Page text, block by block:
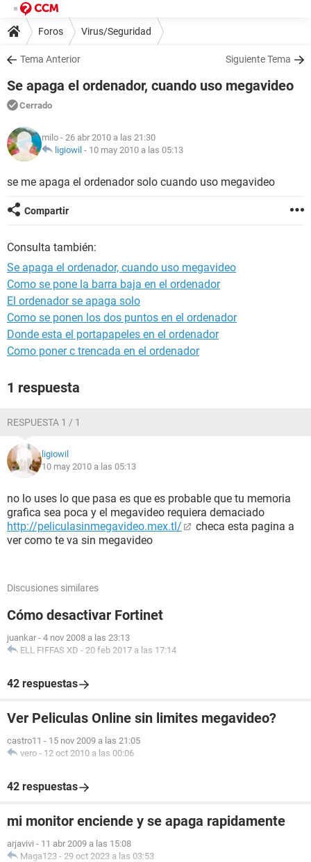
Foros Virus/Seguridad
Tema Anterior Siguiente Tema
Se apaga el ordenador, cuando uso megavideo
Cerrado
milo - 26 abr 2010 a las 21:30
ligiowil - 10 may 2010 a las 05:13
se me apaga el ordenador solo cuando uso megavideo
Compartir
Consulta también:
Se apaga el ordenador, cuando uso megavideo
Como se pone la barra baja en el ordenador
El ordenador se apaga solo
Como se ponen los dos puntos en el ordenador
Donde esta el portapapeles en el ordenador
Como poner c trencada en el ordenador
1 respuesta
RESPUESTA 1 / 1
ligiowil
10 may 2010 a las 05:13
no lo uses lo que pasa es que es probable que tu memoria
grafica sea poca y el megavideo requiera demaciado
http://peliculasinmegavideo.mex.tl/
checa esta pagina a
ver como te va sin megavideo
Discusiones similares
Cómo desactivar Fortinet
juankar - 4 nov 2008 a las 23:13
ELL FIFFAS XD - 20 feb 2017 a las 17:14
42 respuestas
Ver Peliculas Online sin limites megavideo?
castro11 - 15 nov 2009 a las 21:05
vero - 12 oct 2010 a las 00:06
42 respuestas
mi monitor enciende y se apaga rapidamente
arjavivi - 11 abr 2009 a las 15:08
Maga123 - 29 oct 2023 a las 03:53